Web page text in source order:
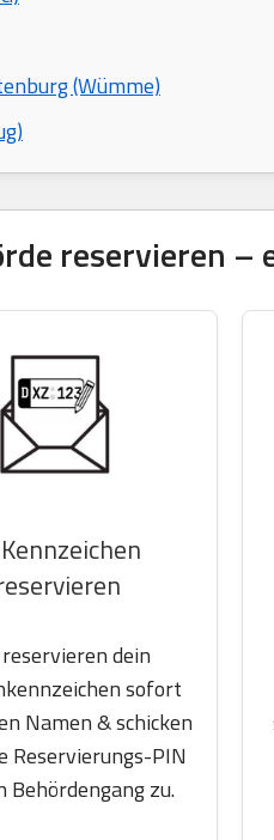
(Wümme)
reservieren –
dein
sofort
Namen & schicken
Reservierungs-PIN
Behördengang zu.